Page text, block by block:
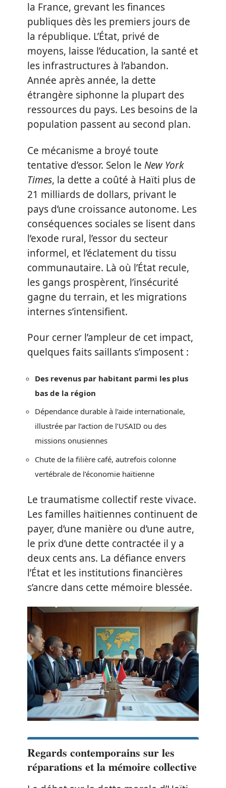
la France, grevant les finances
publiques dès les premiers jours de
la république. L’État, privé de
moyens, laisse l’éducation, la santé et
les infrastructures à l’abandon.
Année après année, la dette
étrangère siphonne la plupart des
ressources du pays. Les besoins de la
population passent au second plan.
Ce mécanisme a broyé toute
tentative d’essor. Selon le New York
Times, la dette a coûté à Haïti plus de
21 milliards de dollars, privant le
pays d’une croissance autonome. Les
conséquences sociales se lisent dans
l’exode rural, l’essor du secteur
informel, et l’éclatement du tissu
communautaire. Là où l’État recule,
les gangs prospèrent, l’insécurité
gagne du terrain, et les migrations
internes s’intensifient.
Pour cerner l’ampleur de cet impact,
quelques faits saillants s’imposent :
Des revenus par habitant parmi les plus
bas de la région
Dépendance durable à l’aide internationale,
illustrée par l’action de l’USAID ou des
missions onusiennes
Chute de la filière café, autrefois colonne
vertébrale de l’économie haïtienne
Le traumatisme collectif reste vivace.
Les familles haïtiennes continuent de
payer, d’une manière ou d’une autre,
le prix d’une dette contractée il y a
deux cents ans. La défiance envers
l’État et les institutions financières
s’ancre dans cette mémoire blessée.
Regards contemporains sur les
réparations et la mémoire collective